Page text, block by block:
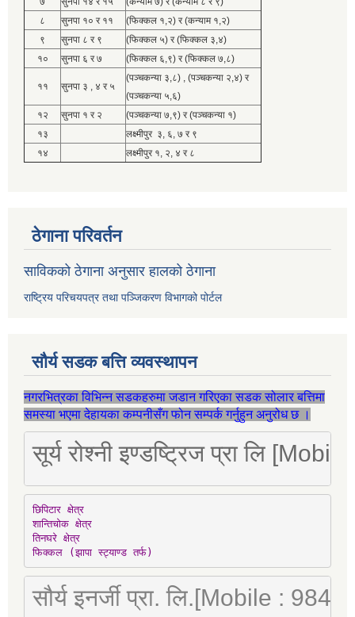
८
सुनपा १० र ११
(फिक्कल १,२) र (कन्याम १,२)
९
सुनपा ८ र ९
(फिक्कल ५) र (फिक्कल ३,४)
१०
सुनपा ६ र ७ (फिक्कल ६,९) र (फिक्कल ७,८)
११ सुनपा ३ , ४ र ५
(पञ्चकन्या ३,८) , (पञ्चकन्या २,४) र
(पञ्चकन्या ५,६)
१२
सुनपा १ र २
(पञ्चकन्या ७,९) र (पञ्चकन्या १)
१३
लक्ष्मीपुर ३, ६, ७ र ९
१४
लक्ष्मीपुर १, २, ४ र ८
ठेगाना परिवर्तन
साविकको ठेगाना अनुसार हालको ठेगाना
राष्ट्रिय परिचयपत्र तथा पञ्जिकरण विभागको पोर्टल
सौर्य सडक बत्ति व्यवस्थापन
नगरभित्रका विभिन्न सडकहरुमा जडान गरिएका सडक सोलार बत्तिमा
समस्या भएमा देहायका कम्पनीसँग फोन सम्पर्क गर्नुहुन अनुरोध छ ।
सूर्य रोश्नी इण्डष्ट्रिज प्रा लि
छिपिटार क्षेत्र
शान्तिचोक क्षेत्र
तिनघरे क्षेत्र
फिक्कल (झापा स्ट्याण्ड तर्फ)
सौर्य इनर्जी प्रा. लि.[Mobile :